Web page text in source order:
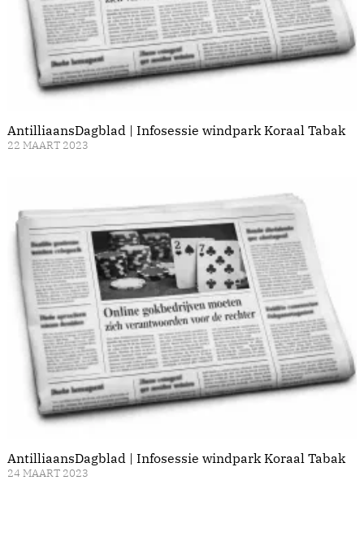
AntilliaansDagblad | Infosessie windpark Koraal Tabak
22 MAART 2023
AntilliaansDagblad | Infosessie windpark Koraal Tabak
24 MAART 2023